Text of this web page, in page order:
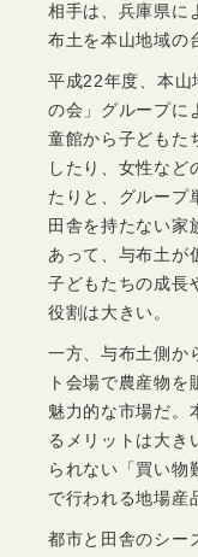
相手は、兵庫県に
布土を本山地域の
平成22年度、本山
の会」グループに
童館から子どもた
したり、女性など
たりと、グループ
田舎を持たない家
あって、与布土が
子どもたちの成長
役割は大きい。
一方、与布土側か
ト会場で農産物
魅力的な市場だ。
るメリットは大き
られない「買い物
で行われる地場産
都市と田舎のシー